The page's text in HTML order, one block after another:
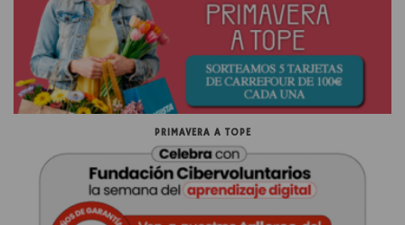
PRIMAVERA A TOPE